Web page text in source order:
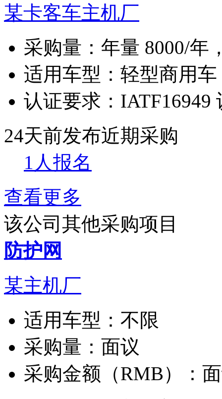
某卡客车主机厂
采购量： 年量 8000/年
适用车型： 轻型商用
认证要求： IATF16949
24天前发布近期采购
1人报名
查看更多
该公司其他采购项目
防护网
某主机厂
适用车型： 不限
采购量： 面议
采购金额（RMB）：